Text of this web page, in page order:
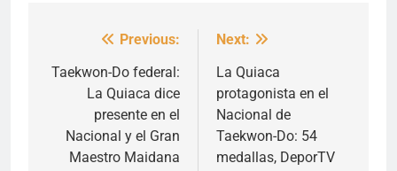
Navegación
de
entradas
Previous:
Taekwon-Do federal:
La Quiaca dice
presente en el
Nacional y el Gran
Maestro Maidana
Next:
La Quiaca
protagonista en el
Nacional de
Taekwon-Do: 54
medallas, DeporTV